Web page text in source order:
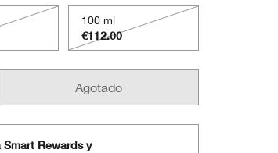
100 ml
€112.00
Agotado
Smart Rewards y